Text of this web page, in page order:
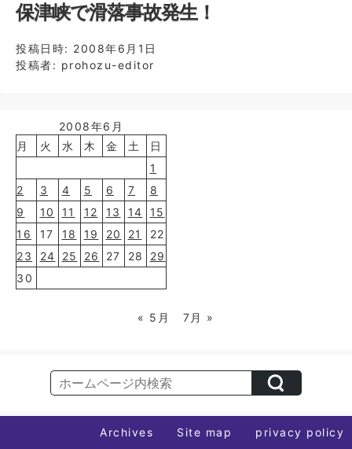
保津峡で滑落事故発生！
投稿日時: 2008年6月1日
投稿者: prohozu-editor
2008年6月
月
火 水 木 金 土
日
1
2
3 4 5 6 7
8
9
10 11 12 13 14
15
16
17 18 19 20 21
22
23
24 25 26 27 28
29
30
« 5月 7月 »
Archives Site map privacy policy